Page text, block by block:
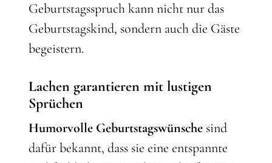
Geburtstagsspruch kann nicht nur das
Geburtstagskind, sondern auch die Gäste
begeistern.
Lachen garantieren mit lustigen
Sprüchen
Humorvolle Geburtstagswünsche sind
dafür bekannt, dass sie eine entspannte